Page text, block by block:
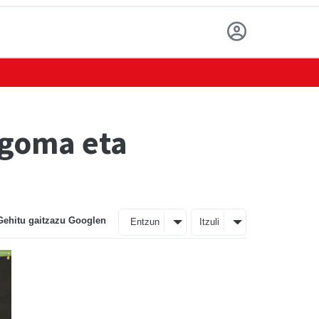
eta
gaitzazu Googlen Entzun Itzuli